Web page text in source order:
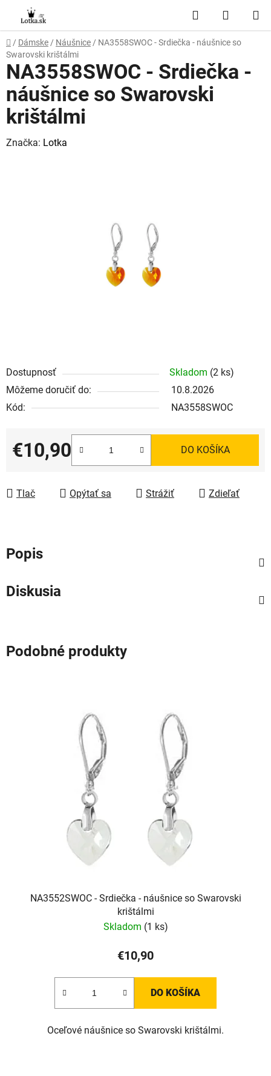
obsah
Hľadať
KOŠÍK
Domov
/ Dámske / Náušnice / NA3558SWOC - Srdiečka - náušnice so
Swarovski krištálmi
Dostupnosť Skladom (2 ks)
Môžeme doručiť do:
10.8.2026
Kód:
NA3558SWOC
€10,90
Jednotková cena:
DO KOŠÍKA
Tlač Opýtať sa Strážiť Zdieľať
NA3558SWOC - Srdiečka -
náušnice so Swarovski
krištálmi
Značka: Lotka
Popis
Diskusia
Podobné produkty
NA3552SWOC - Srdiečka - náušnice so Swarovski
krištálmi
Skladom (1 ks)
€10,90
DO KOŠÍKA
Oceľové náušnice so Swarovski krištálmi.